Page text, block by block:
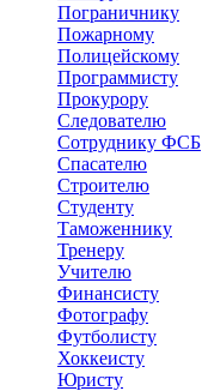
Пограничнику
Пожарному
Полицейскому
Программисту
Прокурору
Следователю
Сотруднику ФСБ
Спасателю
Строителю
Студенту
Таможеннику
Тренеру
Учителю
Финансисту
Фотографу
Футболисту
Хоккеисту
Юристу